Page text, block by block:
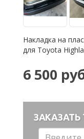
Накладка на
для Toyota
6 500
ЗАКАЗАТЬ